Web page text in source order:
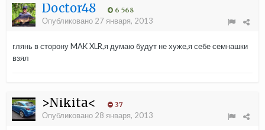
Doctor48 6 568
Опубликовано 27 января, 2013
глянь в сторону MAK XLR,я думаю будут не хуже,я себе семнашки
взял
>Nikita< 37
Опубликовано 28 января, 2013